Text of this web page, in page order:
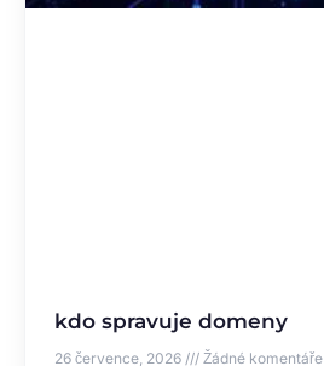
kdo spravuje domeny
26 července, 2026 Žádné komentáře